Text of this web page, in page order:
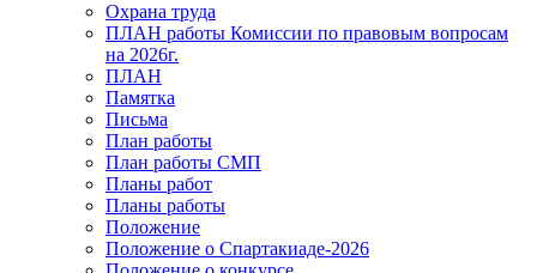
Охрана труда
ПЛАН работы Комиссии по правовым вопросам
на 2026г.
ПЛАН
Памятка
Письма
План работы
План работы СМП
Планы работ
Планы работы
Положение
Положение о Спартакиаде-2026